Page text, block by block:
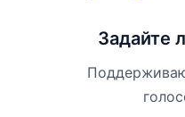
Задайте